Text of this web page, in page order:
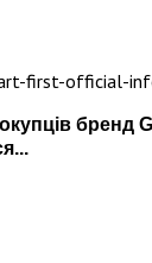
бренд